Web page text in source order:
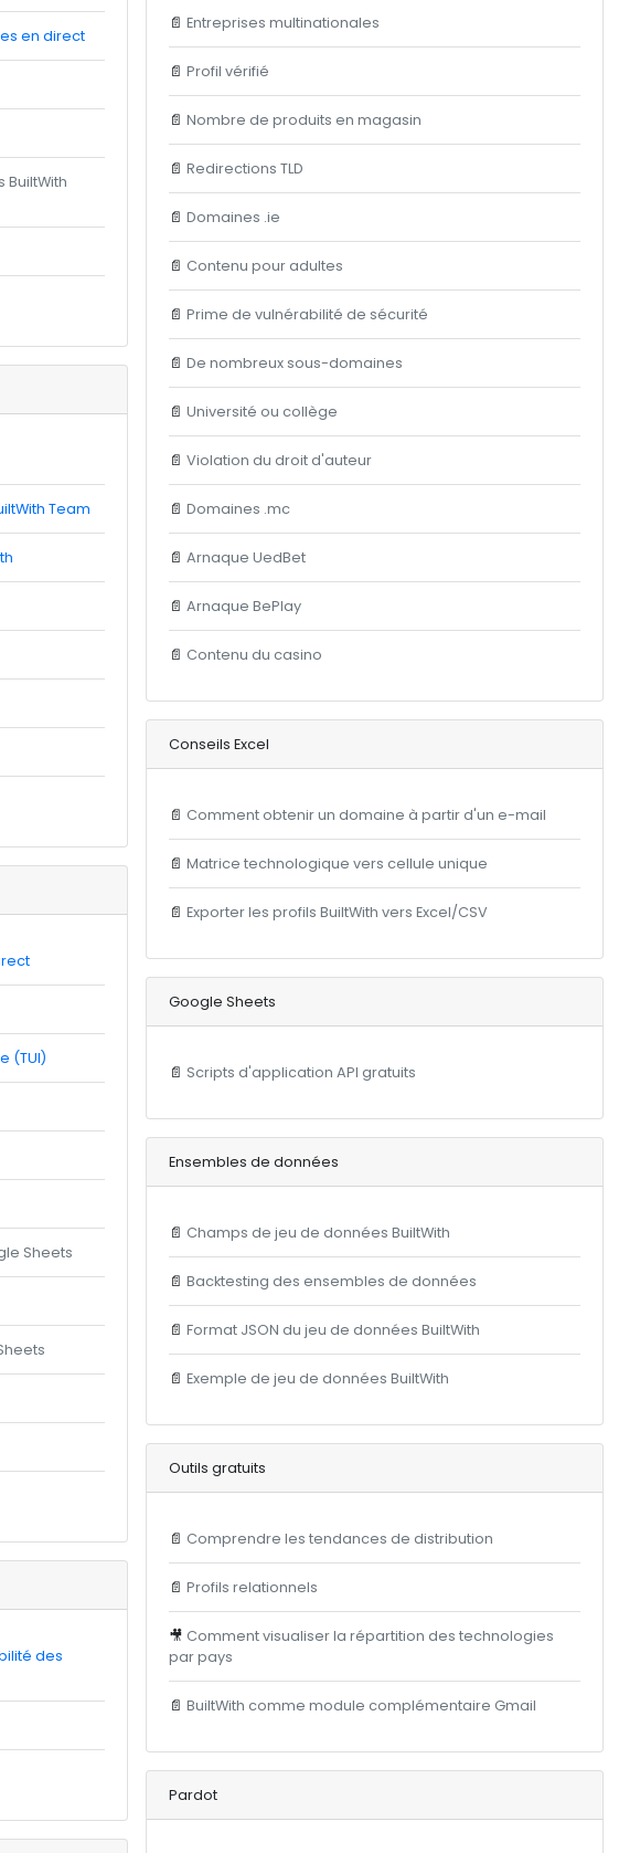
en direct
Team
(TUI)
Sheets
des
📄 Entreprises multinationales
📄 Profil vérifié
📄 Nombre de produits en magasin
📄 Redirections TLD
📄 Domaines .ie
📄 Contenu pour adultes
📄 Prime de vulnérabilité de sécurité
📄 De nombreux sous-domaines
📄 Université ou collège
📄 Violation du droit d'auteur
📄 Domaines .mc
📄 Arnaque UedBet
📄 Arnaque BePlay
📄 Contenu du casino
Conseils Excel
📄 Comment obtenir un domaine à partir d'un e-mail
📄 Matrice technologique vers cellule unique
📄 Exporter les profils BuiltWith vers Excel/CSV
Google Sheets
📄 Scripts d'application API gratuits
Ensembles de données
📄 Champs de jeu de données BuiltWith
📄 Backtesting des ensembles de données
📄 Format JSON du jeu de données BuiltWith
📄 Exemple de jeu de données BuiltWith
Outils gratuits
📄 Comprendre les tendances de distribution
📄 Profils relationnels
🎥 Comment visualiser la répartition des technologies
par pays
📄 BuiltWith comme module complémentaire Gmail
Pardot